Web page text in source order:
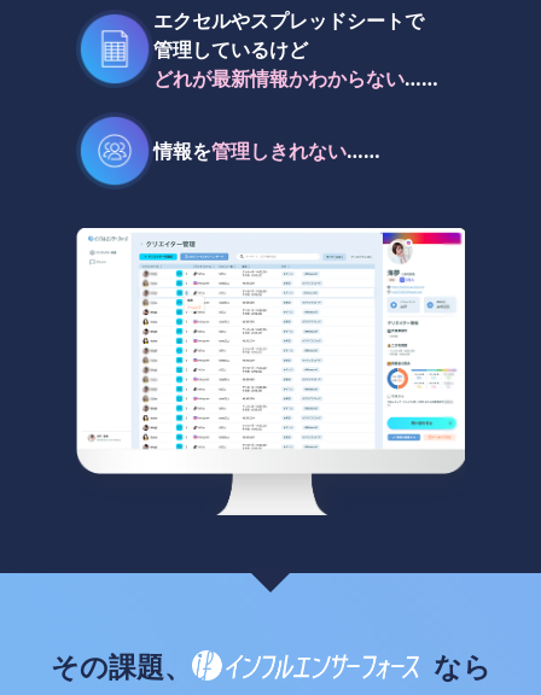
エクセルやスプレッドシートで
管理しているけど
どれが最新情報かわからない……
情報を管理しきれない……
その課題、
なら